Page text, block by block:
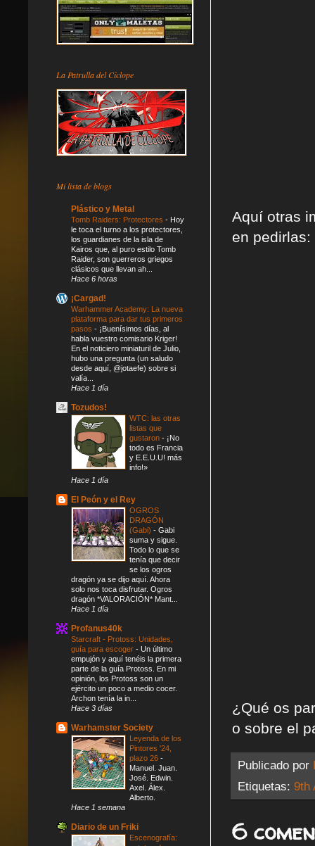
Aquí otras
en pedirlas:
¿Qué os
o sobre el
Publicado por
Etiquetas: 9th
6
La Patrulla del Cíclope
Mi lista de blogs
Plástico y Metal
Tomb Raiders: Protectores - Hoy
le toca el turno a los protectores,
los guardianes de la isla de
Kairos que, al puro estilo Tomb
Raider, son guerreros griegos
clásicos que llevan ah...
Hace 6 horas
¡Cargad!
Warhammer Academy: La nueva
plataforma para dar tus primeros
pasos - ¡Buenísimos días, al
habla vuestro comisario Kriger!
En el noticiero miniaturil de Julio,
hubo una pregunta (un saludo
desde aquí, @jotaefe) sobre si
valía...
Hace 1 día
Tozudos!
WTC: las otras
listas que
gustaron - ¡No
todo es Francia
y E.E.U.U! más
info!»
Hace 1 día
El Peón y el Rey
OGROS
DRAGÓN
(Gabi) - Gabi
suma y sigue.
Todo lo que se
tenía que decir
se los ogros
dragón ya se dijo aquí. Ahora
solo nos toca disfrutar. Ogros
dragón *VALORACIÓN* Mant...
Hace 1 día
Profanus40k
Starcraft - Protoss: Unidades,
guía para escoger - Un último
empujón y aquí tenéis la primera
parte de la guía Protoss. En mi
opinión, los Protoss son un
ejército un poco a medio cocer.
Archon tenía la in...
Hace 3 días
Warhamster Society
Leyenda de los
Pintores '24,
plazo 26 -
Manuel. Juan.
José. Edwin.
Axel. Álex.
Alberto.
Hace 1 semana
Diario de un Friki
Escenografía: